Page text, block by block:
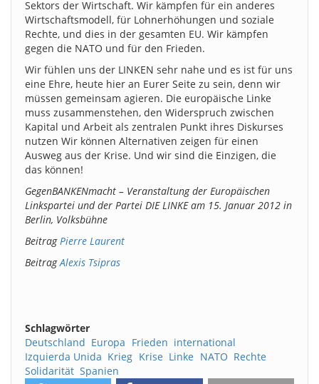
Sektors der Wirtschaft. Wir kämpfen für ein anderes
Wirtschaftsmodell, für Lohnerhöhungen und soziale
Rechte, und dies in der gesamten EU. Wir kämpfen
gegen die NATO und für den Frieden.
Wir fühlen uns der LINKEN sehr nahe und es ist für uns
eine Ehre, heute hier an Eurer Seite zu sein, denn wir
müssen gemeinsam agieren. Die europäische Linke
muss zusammenstehen, den Widerspruch zwischen
Kapital und Arbeit als zentralen Punkt ihres Diskurses
nutzen Wir können Alternativen zeigen für einen
Ausweg aus der Krise. Und wir sind die Einzigen, die
das können!
GegenBANKENmacht – Veranstaltung der Europäischen
Linkspartei und der Partei DIE LINKE am 15. Januar 2012 in
Berlin, Volksbühne
BeitragPierre Laurent
BeitragAlexis Tsipras
Schlagwörter
Deutschland Europa Frieden international
Izquierda Unida Krieg Krise Linke NATO Rechte
Solidarität Spanien